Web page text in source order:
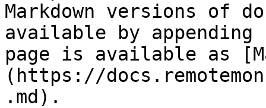
Markdown versions of
available by
page is available as
(https://
.md).